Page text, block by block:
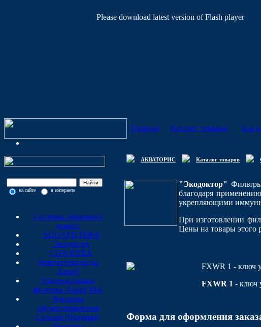
Please download latest version of Flash player
Главная Каталог товаров Как
на сайте в интернете
Системы обратного
осмоса
AQUAFILTER®
Экодоктор
СНАNIТЕХ
Умягчители воды
AquaS
Универсальные
фильтры AquaS Mix
Фильтры
обезжелезиватели
Cascade (Водопад)
АКВАТОРИС Каталог товаров
"Экодоктор"
благодаря
укрепляющими
При изготовлении
Цены на товары этого
FXWR 1 - ключ
FXWR 1 - ключ
Форма для оформления